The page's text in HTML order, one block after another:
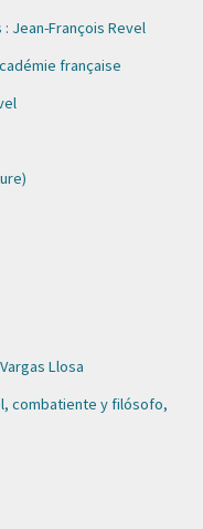
Jean-François Revel
française
Llosa
combatiente y filósofo,